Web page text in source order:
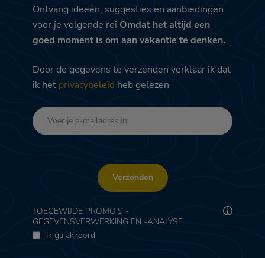
Ontvang ideeën, suggesties en aanbiedingen
voor je volgende rei Omdat het altijd een
goed moment is om aan vakantie te denken.
Door de gegevens te verzenden verklaar ik dat
ik het privacybeleid heb gelezen
Verzenden
TOEGEWIJDE PROMO'S -
GEGEVENSVERWERKING EN -ANALYSE
Ik ga akkoord